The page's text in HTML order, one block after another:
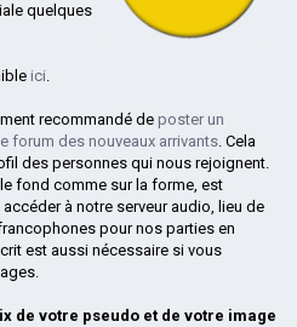
quelques
ici.
recommandé de poster un
forum des nouveaux arrivants. Cela
des personnes qui nous rejoignent.
fond comme sur la forme, est
à notre serveur audio, lieu de
pour nos parties en
est aussi nécessaire si vous
de votre pseudo et de votre image